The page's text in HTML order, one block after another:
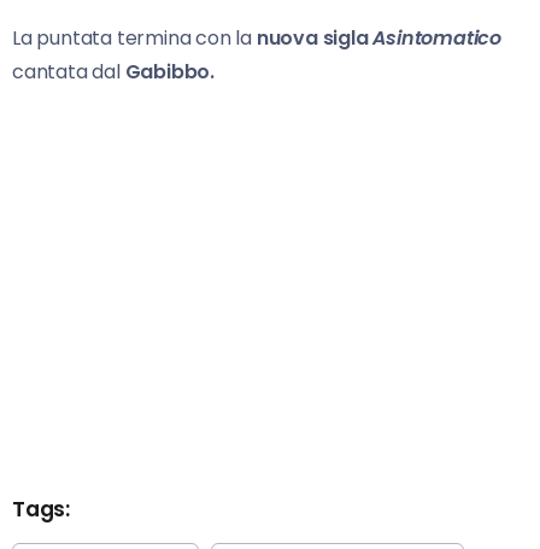
La puntata termina con la nuova siglaAsintomatico
cantata dal Gabibbo.
Tags: